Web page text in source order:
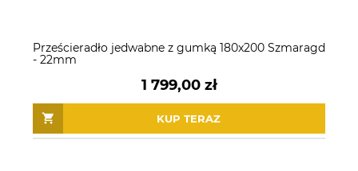
Prześcieradło jedwabne z gumką 180x200 Szmaragd
- 22mm
1 799,00 zł
KUP TERAZ